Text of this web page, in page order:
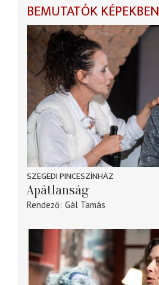
BEMUTATÓK KÉPEKBEN
SZEGEDI PINCESZÍNHÁZ
Apátlanság
Rendező Gál Tamás